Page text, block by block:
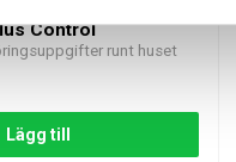
lättillgängliga.
att undvika igensättningar.
pumpen.
Control
runt huset
Lägg till